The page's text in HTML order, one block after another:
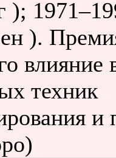
);
).
влияние
техник
и